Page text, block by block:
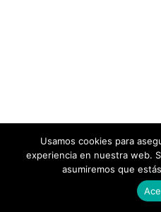
Usamos cookies para
experiencia en nuestra web.
asumiremos que